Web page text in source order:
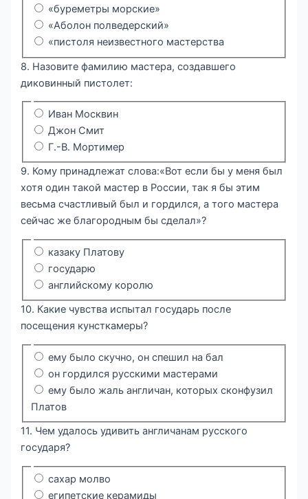
«буреметры морские»
«Аболон полведерский»
«пистоля неизвестного мастерства
8. Назовите фамилию мастера, создавшего
диковинный пистолет:
Иван Москвин
Джон Смит
Г.-В. Мортимер
9. Кому принадлежат слова:«Вот если бы у меня был
хотя один такой мастер в России, так я бы этим
весьма счастливый был и гордился, а того мастера
сейчас же благородным бы сделал»?
казаку Платову
государю
английскому королю
10. Какие чувства испытал государь после
посещения кунсткамеры?
ему было скучно, он спешил на бал
он гордился русскими мастерами
ему было жаль англичан, которых сконфузил
Платов
11. Чем удалось удивить англичанам русского
государя?
сахар молво
египетские керамиды